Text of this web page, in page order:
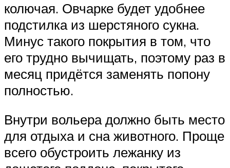
колючая. Овчарке будет удобнее
подстилка из шерстяного сукна.
Минус такого покрытия в том, что
его трудно вычищать, поэтому раз в
месяц придётся заменять попону
полностью.
Внутри вольера должно быть место
для отдыха и сна животного. Проще
всего обустроить лежанку из